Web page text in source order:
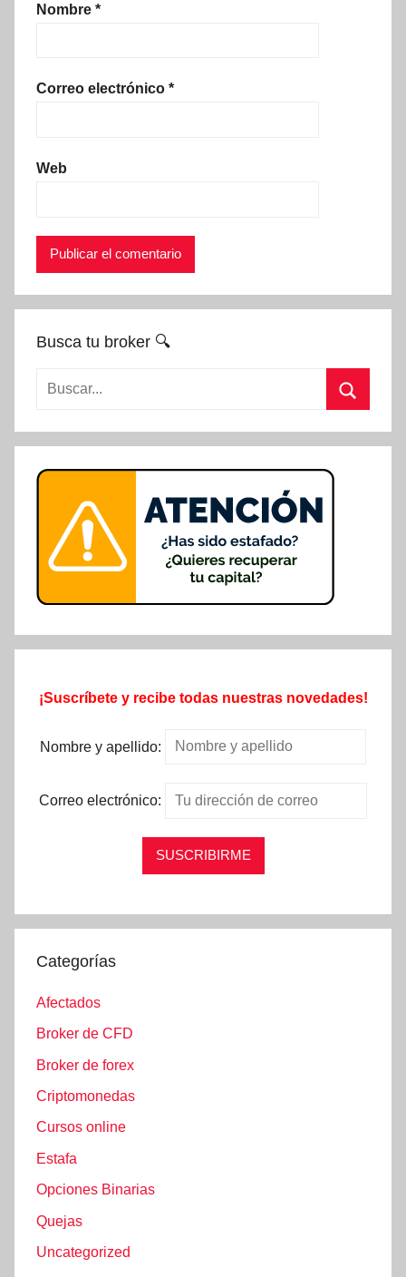
Nombre *
Correo electrónico *
Web
Busca tu broker 🔍
Buscar:
¡Suscríbete y recibe todas nuestras novedades!
Nombre y apellido:
Correo electrónico:
Categorías
Afectados
Broker de CFD
Broker de forex
Criptomonedas
Cursos online
Estafa
Opciones Binarias
Quejas
Uncategorized